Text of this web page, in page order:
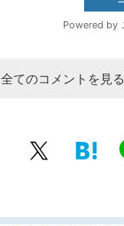
全てのコメントを見る